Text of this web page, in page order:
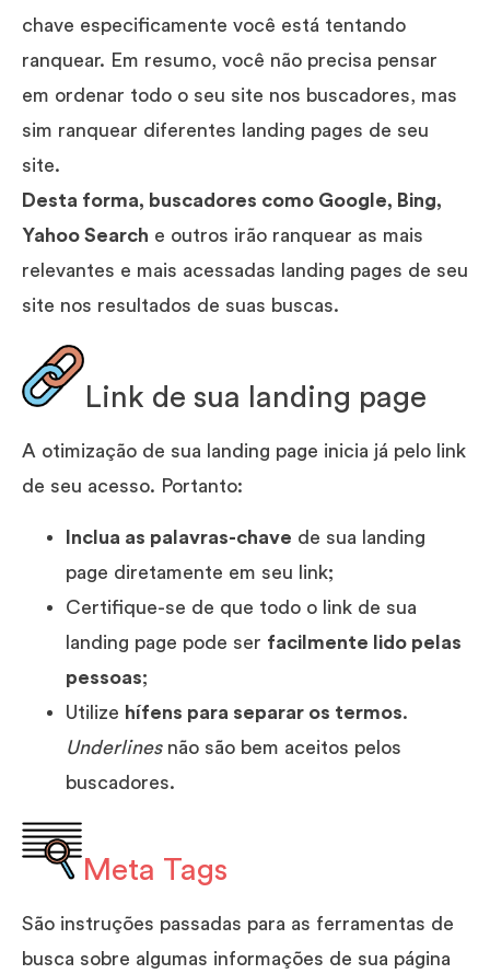
chave especificamente você está tentando
ranquear. Em resumo, você não precisa pensar
em ordenar todo o seu site nos buscadores, mas
sim ranquear diferentes landing pages de seu
site.
Desta forma, buscadores como Google, Bing,
Yahoo Search e outros irão ranquear as mais
relevantes e mais acessadas landing pages de seu
site nos resultados de suas buscas.
Link de sua landing page
A otimização de sua landing page inicia já pelo link
de seu acesso. Portanto:
Inclua as palavras-chave de sua landing
page diretamente em seu link;
Certifique-se de que todo o link de sua
landing page pode ser facilmente lido pelas
pessoas;
Utilize hífens para separar os termos.
Underlinesnão são bem aceitos pelos
buscadores.
Meta Tags
São instruções passadas para as ferramentas de
busca sobre algumas informações de sua página